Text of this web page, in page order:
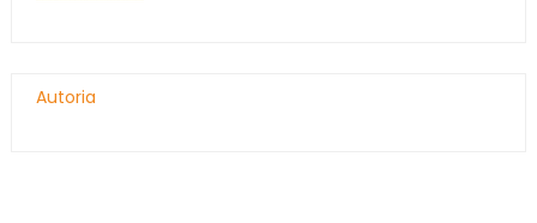
Autoria